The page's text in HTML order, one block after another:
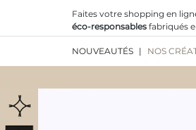
Faites votre shopping en
éco-responsables fabriqués
NOUVEAUTÉS | NOS